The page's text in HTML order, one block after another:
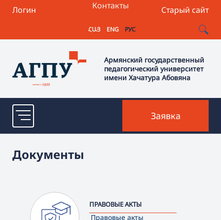
Логин Старый сайт
Контакты
ՀԱՅ ENG РУС
Армянский государственный
педагогический университет
имени Хачатура Абовяна
Заявка
Документы
ПРАВОВЫЕ АКТЫ
Правовые акты